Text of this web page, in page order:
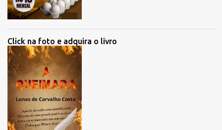
Click na foto e adquira o livro